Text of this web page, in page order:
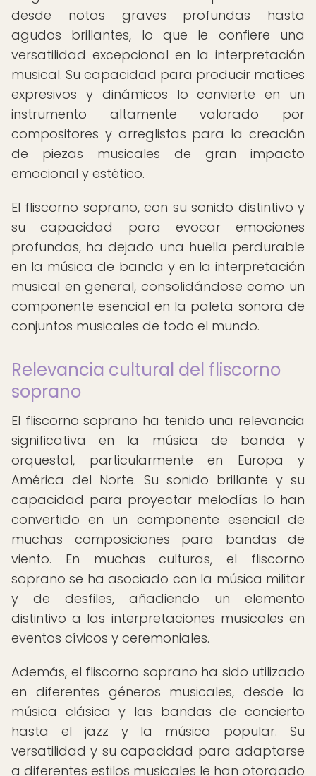
desde notas graves profundas hasta
agudos brillantes, lo que le confiere una
versatilidad excepcional en la interpretación
musical. Su capacidad para producir matices
expresivos y dinámicos lo convierte en un
instrumento altamente valorado por
compositores y arreglistas para la creación
de piezas musicales de gran impacto
emocional y estético.
El fliscorno soprano, con su sonido distintivo y
su capacidad para evocar emociones
profundas, ha dejado una huella perdurable
en la música de banda y en la interpretación
musical en general, consolidándose como un
componente esencial en la paleta sonora de
conjuntos musicales de todo el mundo.
Relevancia cultural del fliscorno
soprano
El fliscorno soprano ha tenido una relevancia
significativa en la música de banda y
orquestal, particularmente en Europa y
América del Norte. Su sonido brillante y su
capacidad para proyectar melodías lo han
convertido en un componente esencial de
muchas composiciones para bandas de
viento. En muchas culturas, el fliscorno
soprano se ha asociado con la música militar
y de desfiles, añadiendo un elemento
distintivo a las interpretaciones musicales en
eventos cívicos y ceremoniales.
Además, el fliscorno soprano ha sido utilizado
en diferentes géneros musicales, desde la
música clásica y las bandas de concierto
hasta el jazz y la música popular. Su
versatilidad y su capacidad para adaptarse
a diferentes estilos musicales le han otorgado